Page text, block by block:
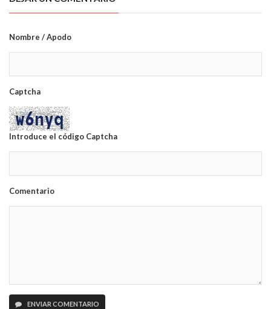
Nombre / Apodo
Captcha
Introduce el código Captcha
Comentario
ENVIAR COMENTARIO